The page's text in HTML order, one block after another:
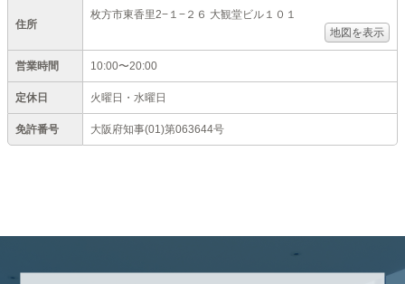
住所
枚方市東香里2−１−２６ 大観堂ビル１０１
地図を表示
営業時間 10:00〜20:00
定休日 火曜日・水曜日
免許番号 大阪府知事(01)第063644号